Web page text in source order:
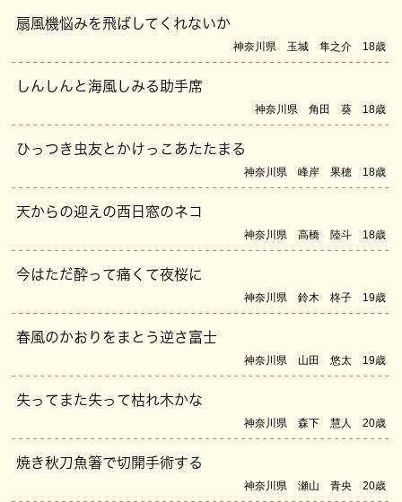
扇風機悩みを飛ばしてくれないか
神奈川県 玉城 隼之介 18歳
しんしんと海風しみる助手席
神奈川県 角田 葵 18歳
ひっつき虫友とかけっこあたたまる
神奈川県 峰岸 果穂 18歳
天からの迎えの西日窓のネコ
神奈川県 高橋 陸斗 18歳
今はただ酔って痛くて夜桜に
神奈川県 鈴木 柊子 19歳
春風のかおりをまとう逆さ富士
神奈川県 山田 悠太 19歳
失ってまた失って枯れ木かな
神奈川県 森下 慧人 20歳
焼き秋刀魚箸で切開手術する
神奈川県 瀬山 青央 20歳